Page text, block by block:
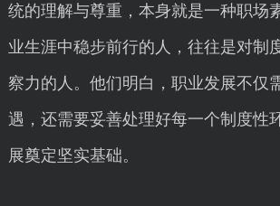
统的理解与尊重，本身就是一种职场
业生涯中稳步前行的人，往往是对制
察力的人。他们明白，职业发展不仅
遇，还需要妥善处理好每一个制度性
展奠定坚实基础。